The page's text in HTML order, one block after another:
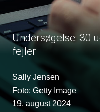
Undersøgelse: 30
fejler
Sally Jensen
Foto: Getty Image
19. august 2024